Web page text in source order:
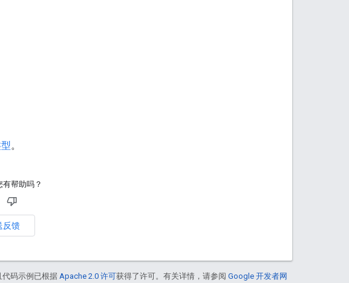
。
帮助吗？
反馈
码示例已根据 Apache 2.0 许可获得了许可。有关详情，请参阅 Google 开发者网